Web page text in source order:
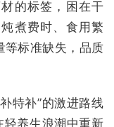
的标签，困在干
煮费时、食用繁
等标准缺失，品质
特补”的激进路线
轻养生浪潮中重新